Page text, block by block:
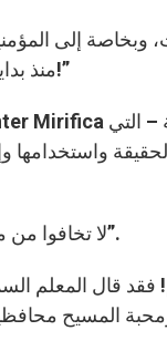
منذ بداية خدمتي كراعي الكنيسة جمعاء في أن أقول للعالم أجمع: “لا تخافوا!”
واستخدامها
لا تخافوا من معارضة العالم! فقد طمأنكم يسوع قائلاً: “فأنا قد انتصرت على العالم”.
قال المعلم